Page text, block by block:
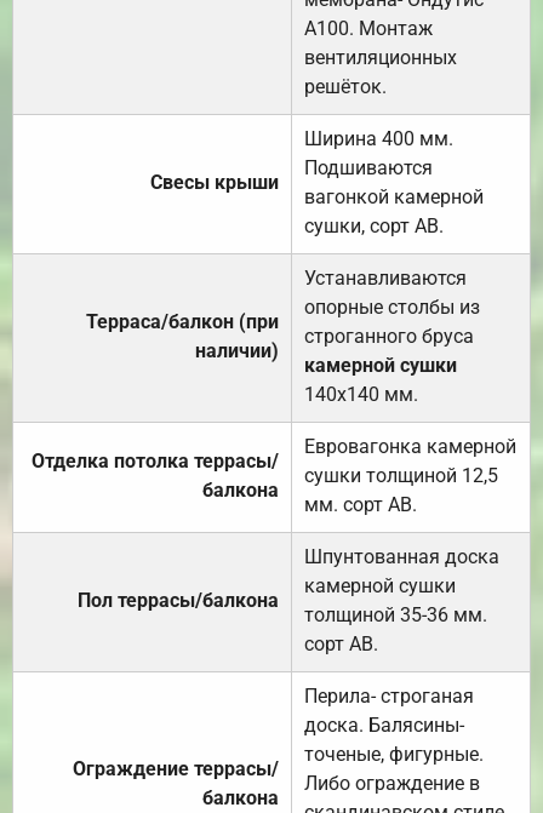
А100. Монтаж
вентиляционных
решёток.
Свесы крыши
Ширина 400 мм.
Подшиваются
вагонкой камерной
сушки, сорт АВ.
Терраса/балкон (при
наличии)
Устанавливаются
опорные столбы из
строганного бруса
камерной сушки
140х140 мм.
Отделка потолка террасы/
балкона
Евровагонка камерной
сушки толщиной 12,5
мм. сорт АВ.
Пол террасы/балкона
Шпунтованная доска
камерной сушки
толщиной 35-36 мм.
сорт АВ.
Ограждение террасы/
балкона
Перила- строганая
доска. Балясины-
точеные, фигурные.
Либо ограждение в